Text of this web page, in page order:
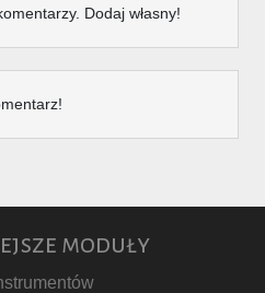
Dodaj własny!
moduły